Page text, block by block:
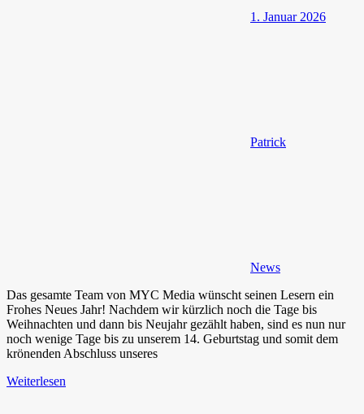
1. Januar 2026
Patrick
News
Das gesamte Team von MYC Media wünscht seinen Lesern ein
Frohes Neues Jahr! Nachdem wir kürzlich noch die Tage bis
Weihnachten und dann bis Neujahr gezählt haben, sind es nun nur
noch wenige Tage bis zu unserem 14. Geburtstag und somit dem
krönenden Abschluss unseres
Weiterlesen